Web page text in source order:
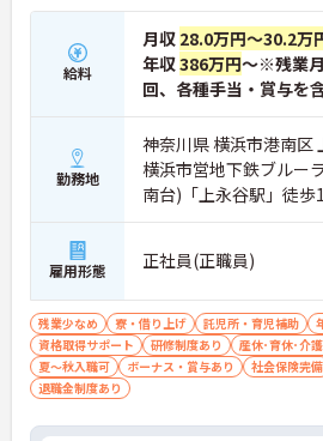
給料
月収 28.0万円～30.2万
年収386万円～※残業
回、各種手当・賞与を
勤務地
神奈川県 横浜市港南区
横浜市営地下鉄ブルー
南台)「上永谷駅」徒歩
雇用形態 正社員(正職員)
残業少なめ 寮・借り上げ 託児所・育児補助
資格取得サポート
研修制度あり
産休･育休･介
夏～秋入職可
ボーナス・賞与あり 社会保険完備
退職金制度あり